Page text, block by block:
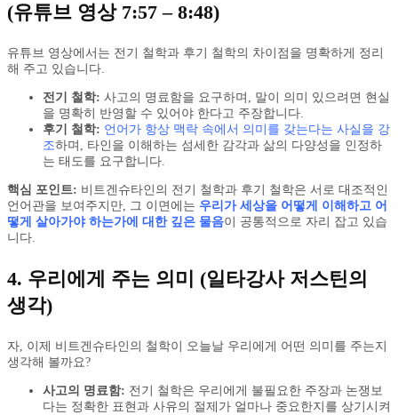
(유튜브 영상 7:57 – 8:48)
유튜브 영상에서는 전기 철학과 후기 철학의 차이점을 명확하게 정리
해 주고 있습니다.
전기 철학: 사고의 명료함을 요구하며, 말이 의미 있으려면 현실
을 명확히 반영할 수 있어야 한다고 주장합니다.
후기 철학: 언어가 항상 맥락 속에서 의미를 갖는다는 사실을 강
조하며, 타인을 이해하는 섬세한 감각과 삶의 다양성을 인정하
는 태도를 요구합니다.
핵심 포인트: 비트겐슈타인의 전기 철학과 후기 철학은 서로 대조적인
언어관을 보여주지만, 그 이면에는 우리가 세상을 어떻게 이해하고 어
떻게 살아가야 하는가에 대한 깊은 물음이 공통적으로 자리 잡고 있습
니다.
4. 우리에게 주는 의미 (일타강사 저스틴의
생각)
자, 이제 비트겐슈타인의 철학이 오늘날 우리에게 어떤 의미를 주는지
생각해 볼까요?
사고의 명료함: 전기 철학은 우리에게 불필요한 주장과 논쟁보
다는 정확한 표현과 사유의 절제가 얼마나 중요한지를 상기시켜